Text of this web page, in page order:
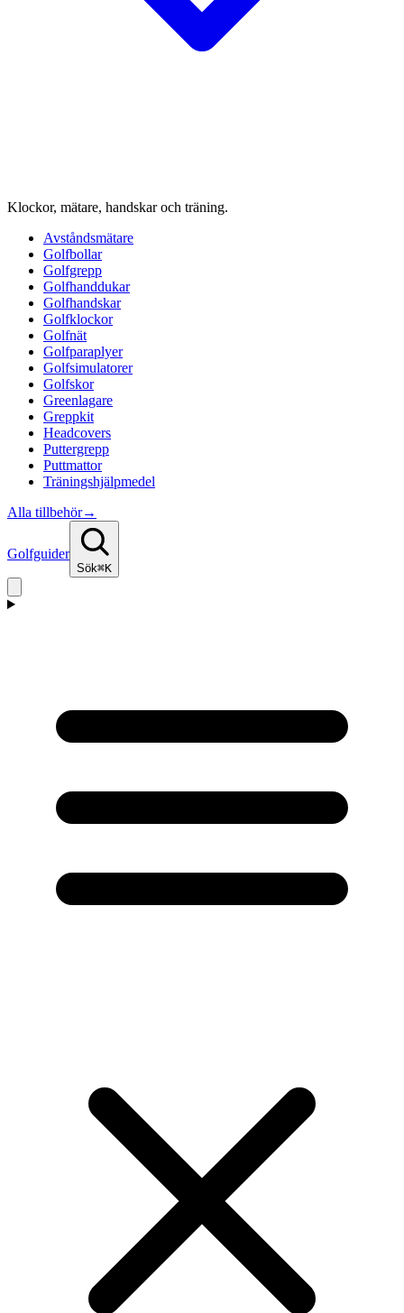
Klockor, mätare, handskar och träning.
Avståndsmätare
Golfbollar
Golfgrepp
Golfhanddukar
Golfhandskar
Golfklockor
Golfnät
Golfparaplyer
Golfsimulatorer
Golfskor
Greenlagare
Greppkit
Headcovers
Puttergrepp
Puttmattor
Träningshjälpmedel
Alla tillbehör→
Golfguider
Sök⌘K